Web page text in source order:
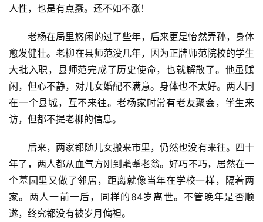
人性，也是有点蠢。还不如不涨！
老杨在局里悠闲的过了些年，后来更是怡然弄孙，身体
愈发健壮。老柳在县师范没几年，因为正牌师范院校的学生
大批入职，县师范完成了历史使命，也就解散了。他虽赋
闲，但心不静，对儿女婚配不满意。身体也不太好。两人同
在一个县城，互不来往。老杨家时常有老友聚会，学生来
访，但都不提老柳的信息。
后来，两家都随儿女搬来市里，仍然也没有来往。四十
年了，两人都从血气方刚到耄耋老翁。好巧不巧，居然在一
个墓园里又做了邻居，距离就像当年在学校一样，隔着两
家。两人一前一后，同样的84岁离世。不管晚年是否顺
遂，终究都没有被岁月偏袒。